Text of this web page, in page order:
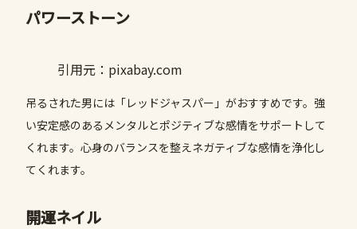
パワーストーン
引用元：pixabay.com
吊るされた男には「レッドジャスパー」がおすすめです。強
い安定感のあるメンタルとポジティブな感情をサポートして
くれます。心身のバランスを整えネガティブな感情を浄化し
てくれます。
開運ネイル